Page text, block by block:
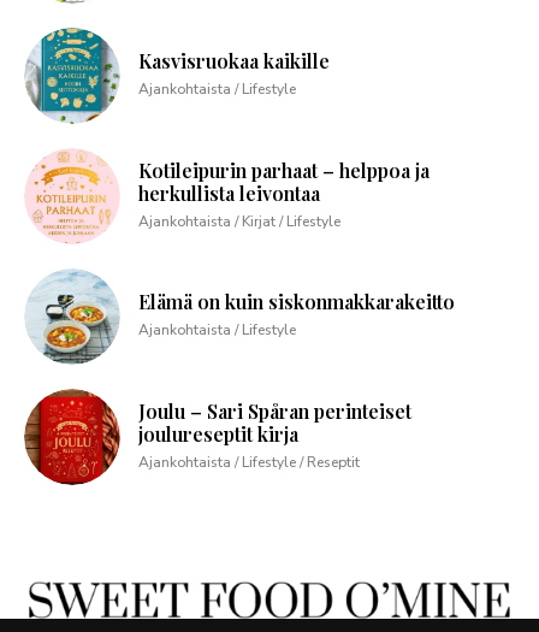
Kasvisruokaa kaikille
Ajankohtaista / Lifestyle
Kotileipurin parhaat – helppoa ja
herkullista leivontaa
Ajankohtaista / Kirjat / Lifestyle
Elämä on kuin siskonmakkarakeitto
Ajankohtaista / Lifestyle
Joulu – Sari Spåran perinteiset
joulureseptit kirja
Ajankohtaista / Lifestyle / Reseptit